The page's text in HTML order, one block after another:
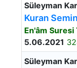
Süleyman
Kuran
En'âm
5.06.2021
Süleyman